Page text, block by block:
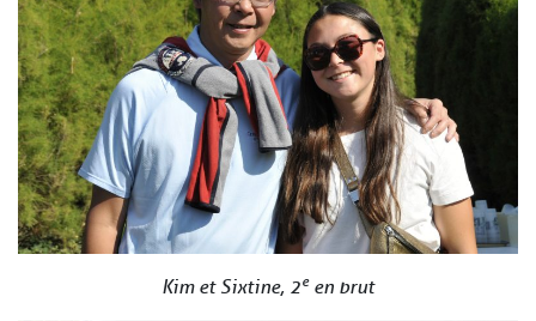
Kim et Sixtine, 2een brut